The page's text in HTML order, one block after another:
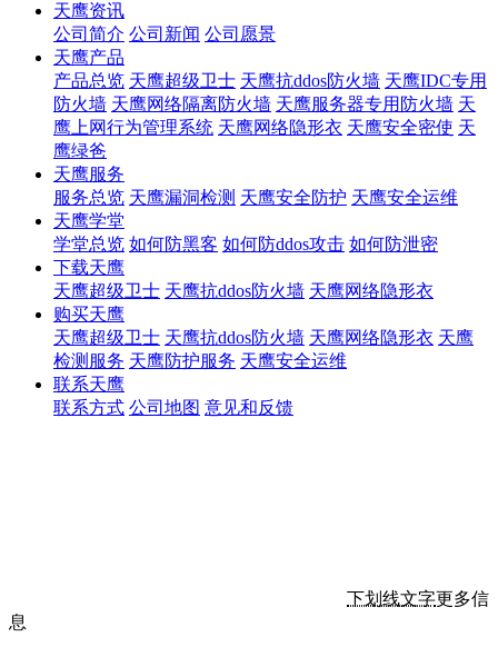
天鹰资讯
公司简介 公司新闻 公司愿景
天鹰产品
产品总览 天鹰超级卫士 天鹰抗ddos防火墙 天鹰IDC专用
防火墙 天鹰网络隔离防火墙 天鹰服务器专用防火墙 天
鹰上网行为管理系统 天鹰网络隐形衣 天鹰安全密使 天
鹰绿爸
天鹰服务
服务总览 天鹰漏洞检测 天鹰安全防护 天鹰安全运维
天鹰学堂
学堂总览 如何防黑客 如何防ddos攻击 如何防泄密
下载天鹰
天鹰超级卫士 天鹰抗ddos防火墙 天鹰网络隐形衣
购买天鹰
天鹰超级卫士 天鹰抗ddos防火墙 天鹰网络隐形衣 天鹰
检测服务 天鹰防护服务 天鹰安全运维
联系天鹰
联系方式 公司地图 意见和反馈
下划线文字更多信
息